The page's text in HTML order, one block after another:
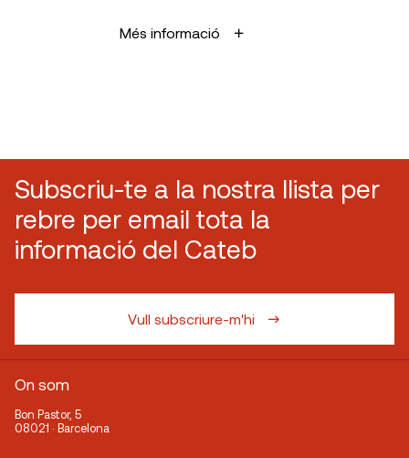
Més informació
Subscriu-te a la nostra llista per
rebre per email tota la
informació del Cateb
Vull subscriure-m'hi
On som
Bon Pastor, 5
08021 · Barcelona